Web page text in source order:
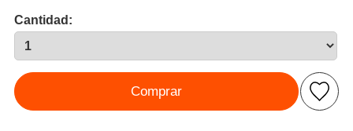
Cantidad:
Comprar